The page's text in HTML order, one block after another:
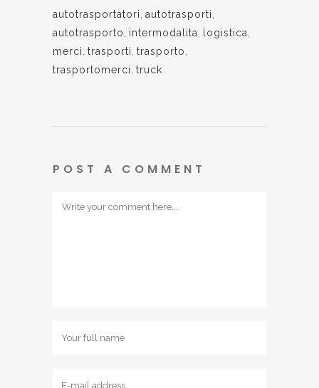
autotrasportatori autotrasporti
autotrasporto
intermodalita logistica
merci trasporti trasporto
trasportomerci truck
POST A COMMENT